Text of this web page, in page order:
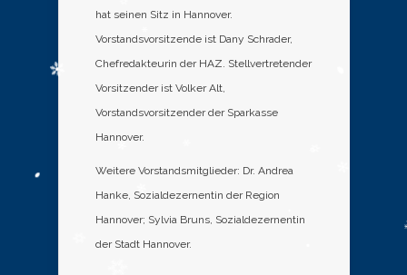
hat seinen Sitz in Hannover.
Vorstandsvorsitzende ist Dany Schrader,
Chefredakteurin der HAZ. Stellvertretender
Vorsitzender ist Volker Alt,
Vorstandsvorsitzender der Sparkasse
Hannover.
Weitere Vorstandsmitglieder: Dr. Andrea
Hanke, Sozialdezernentin der Region
Hannover; Sylvia Bruns, Sozialdezernentin
der Stadt Hannover.